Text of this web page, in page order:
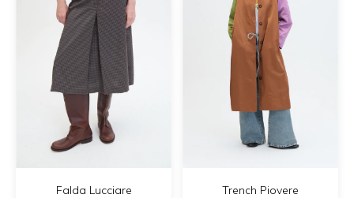
Falda Lucciare
Trench Piovere